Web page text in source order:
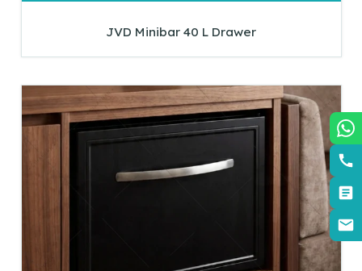
JVD Minibar 40 L Drawer